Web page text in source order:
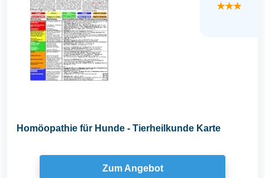
★★★
Homöopathie für Hunde - Tierheilkunde Karte
Zum Angebot